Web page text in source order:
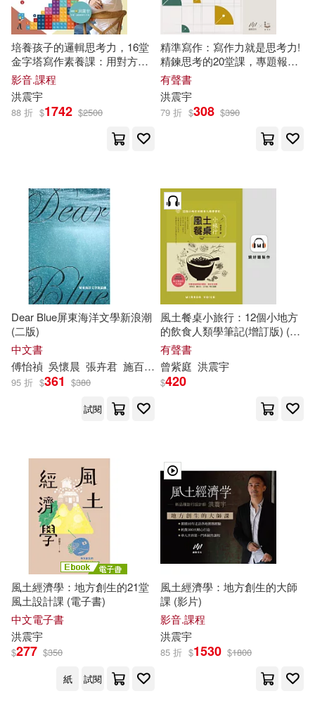
培養孩子的邏輯思考力，16堂
金字塔寫作素養課：用對方
法，學會思考，就能寫出好文
章! (影片)
影音.課程
洪震宇
88 折 $1742 $2500
精準寫作：寫作力就是思考力!
精鍊思考的20堂課，專題報
告、簡報資料、企劃、文案都
能精準表達 (有聲書)
有聲書
洪震宇
79 折 $308 $390
Dear Blue屏東海洋文學新浪潮
(二版)
中文書
傅怡禎 吳懷晨 張卉君 施百俊 曾元耀 李敏勇
95 折 $361 $380
試閱
風土餐桌小旅行：12個小地方
的飲食人類學筆記(增訂版) (有
聲書)
有聲書
曾紫庭 洪震宇
$420
風土經濟學：地方創生的21堂
風土設計課 (電子書)
中文電子書
洪震宇
$277 $350
紙
試閱
風土經濟學：地方創生的大師
課 (影片)
影音.課程
洪震宇
85 折 $1530 $1800